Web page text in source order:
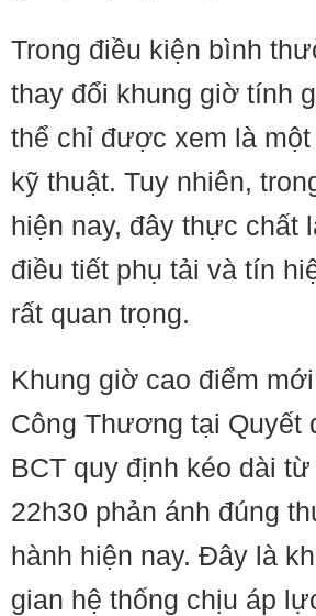
Trong điều kiện bình
thay đổi khung giờ tính
thể chỉ được xem là
kỹ thuật. Tuy nhiên,
hiện nay, đây thực chất
điều tiết phụ tải và tín
rất quan trọng.
Khung giờ cao điểm
Công Thương tại Quyết
BCT quy định kéo dài
22h30 phản ánh đúng
hành hiện nay. Đây là
gian hệ thống chịu áp